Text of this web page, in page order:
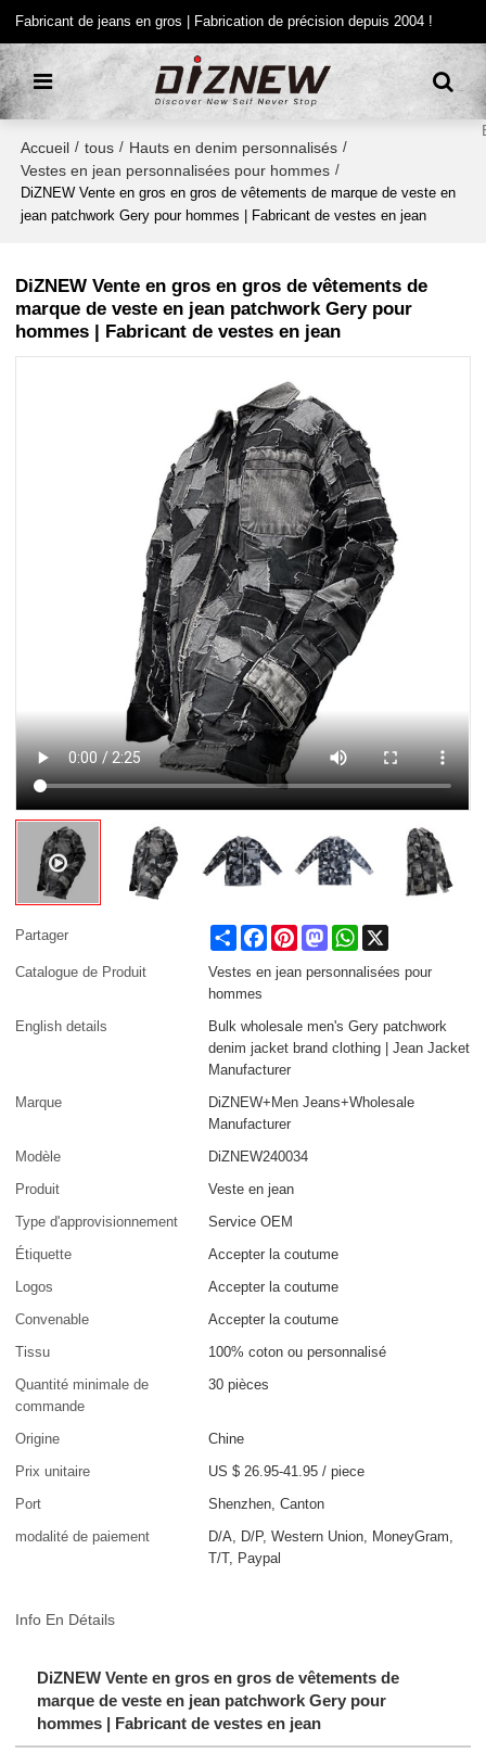
Fabricant de jeans en gros | Fabrication de précision depuis 2004 !
Accueil / tous / Hauts en denim personnalisés /
Vestes en jean personnalisées pour hommes /
DiZNEW Vente en gros en gros de vêtements de marque de veste en
jean patchwork Gery pour hommes | Fabricant de vestes en jean
DiZNEW Vente en gros en gros de vêtements de
marque de veste en jean patchwork Gery pour
hommes | Fabricant de vestes en jean
Partager Share FacebookPinterestMastodonWhatsApp
Catalogue de Produit
Vestes en jean personnalisées pour
hommes
English details
Bulk wholesale men's Gery patchwork
denim jacket brand clothing | Jean Jacket
Manufacturer
Marque
DiZNEW+Men Jeans+Wholesale
Manufacturer
Modèle
DiZNEW240034
Produit
Veste en jean
Type d'approvisionnement
Service OEM
Étiquette
Accepter la coutume
Logos
Accepter la coutume
Convenable
Accepter la coutume
Tissu
100% coton ou personnalisé
Quantité minimale de
commande
30 pièces
Origine
Chine
Prix unitaire
US $ 26.95-41.95 /piece
Port
Shenzhen, Canton
modalité de paiement
D/A, D/P, Western Union, MoneyGram,
T/T, Paypal
Info En Détails
DiZNEW Vente en gros en gros de vêtements de
marque de veste en jean patchwork Gery pour
hommes | Fabricant de vestes en jean